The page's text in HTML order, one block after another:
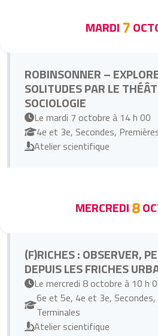
MARDI 7
ROBINSONNER –
SOLITUDES PAR LE
SOCIOLOGIE
Le mardi 7 octobre à 14 h 00
4e et 3e, Secondes,
Atelier scientifique
MERCREDI8
(F)RICHES : OBSERVER,
DEPUIS LES FRICHES
Le mercredi 8 octobre à 10 h
6e et 5e, 4e et 3e, Secondes,
Terminales
Atelier scientifique